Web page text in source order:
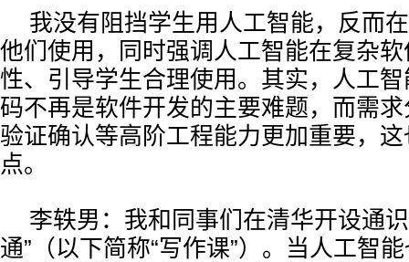
我没有阻挡学生用人工智能，反而
他们使用，同时强调人工智能在复杂
性、引导学生合理使用。其实，人工
码不再是软件开发的主要难题，而需
验证确认等高阶工程能力更加重要，
点。
李轶男：我和同事们在清华开设通
通”（以下简称“写作课”）。当人工智